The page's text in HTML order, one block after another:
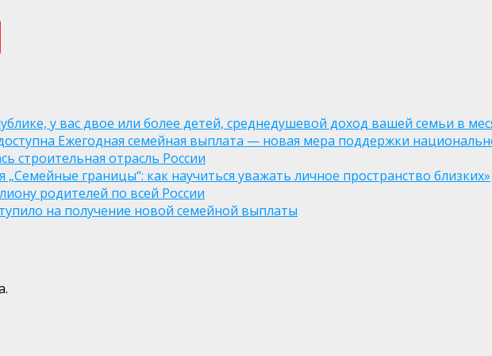
у вас двое или более детей, среднедушевой доход вашей семьи в
Ежегодная семейная выплата — новая мера поддержки
строительная отрасль России
„Семейные границы“: как научиться уважать личное пространство близких»
родителей по всей России
на получение новой семейной выплаты